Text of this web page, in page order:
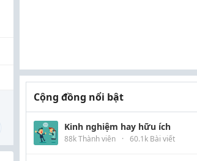
Cộng đồng nổi bật
Kinh nghiệm hay hữu ích
88k Thành viên · 60.1k Bài viết